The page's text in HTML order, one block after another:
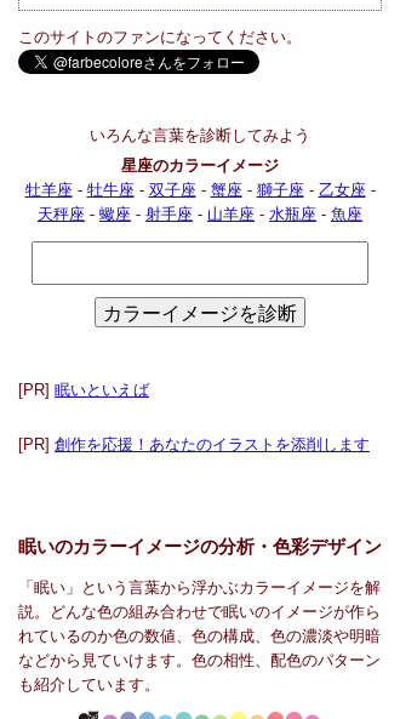
このサイトのファンになってください。
いろんな言葉を診断してみよう
星座のカラーイメージ
牡羊座- 牡牛座- 双子座- 蟹座- 獅子座- 乙女座-
天秤座 - 蠍座 - 射手座 - 山羊座 - 水瓶座 - 魚座
[PR] 眠いといえば
[PR] 創作を応援！あなたのイラストを添削します
眠いのカラーイメージの分析・ 色彩デザイン
「眠い」という言葉から浮かぶカラーイメージを解
説。どんな色の組み合わせで眠いのイメージが作ら
れているのか色の数値、色の構成、色の濃淡や明暗
などから見ていけます。色の相性、配色のパターン
も紹介しています。